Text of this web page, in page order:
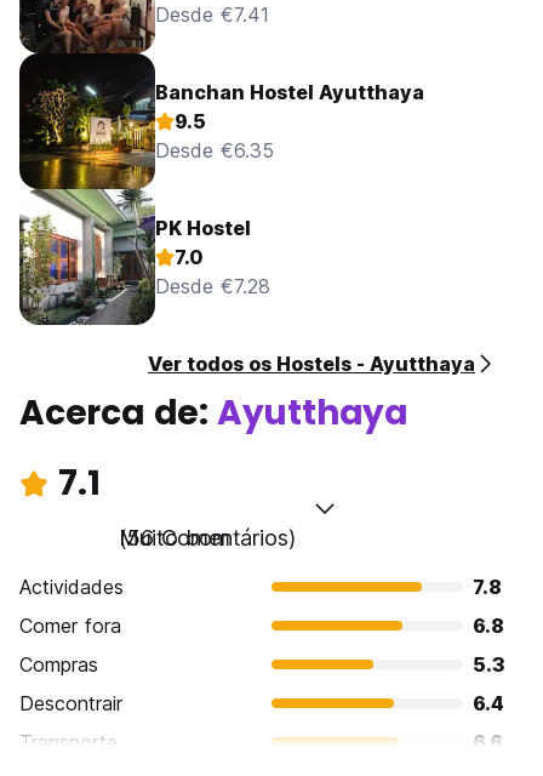
Desde €7.41
Banchan Hostel Ayutthaya
9.5
Desde €6.35
PK Hostel
7.0
Desde €7.28
Ver todos os Hostels - Ayutthaya
Acerca de: Ayutthaya
7.1
Muito bom
(56 Comentários)
Actividades
7.8
Comer fora
6.8
Compras
5.3
Descontrair
6.4
Transporte
6.6